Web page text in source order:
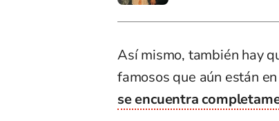
Así mismo, también hay
famosos que aún están
se encuentra